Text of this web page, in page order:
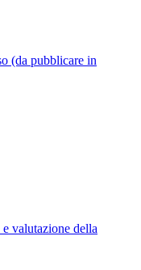
(da pubblicare in
valutazione della